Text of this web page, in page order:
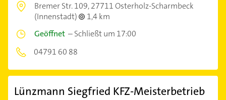
Bremer Str. 109,27711 Osterholz-Scharmbeck
(Innenstadt)
1,4 km
Geöffnet –Schließt um 17:00
04791 60 88
Lünzmann Siegfried KFZ-Meisterbetrieb